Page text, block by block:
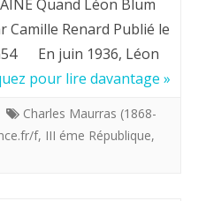
éme
république.
Lorsque
Léon
Quand Léon Blum
Renard Publié le
En juin 1936, Léon
pour lire davantage »
Charles Maurras (1868-
f, III éme République,